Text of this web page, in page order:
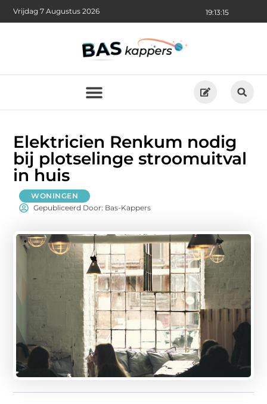
19:13:16
Vrijdag 7 Augustus 2026
Elektricien Renkum nodig
bij plotselinge stroomuitval
in huis
WONINGEN
Gepubliceerd Door: Bas-Kappers